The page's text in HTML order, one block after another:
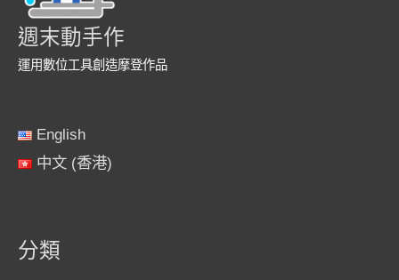
週末動手作
運用數位工具創造摩登作品
English
中文 (香港)
分類